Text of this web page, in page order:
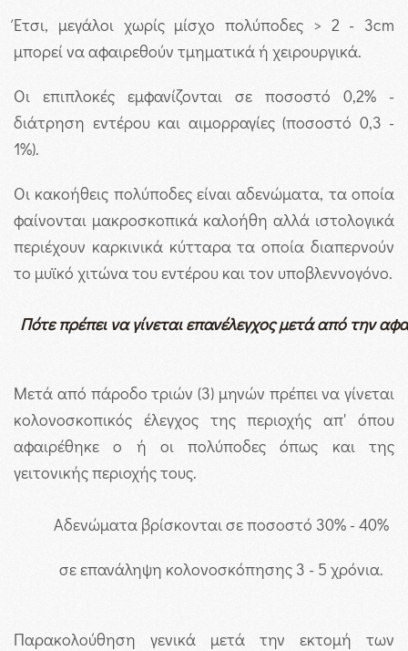
Έτσι, μεγάλοι χωρίς μίσχο πολύποδες > 2 - 3cm
μπορεί να αφαιρεθούν τμηματικά ή χειρουργικά.
Οι επιπλοκές εμφανίζονται σε ποσοστό 0,2% -
διάτρηση εντέρου και αιμορραγίες (ποσοστό 0,3 -
1%).
Οι κακοήθεις πολύποδες είναι αδενώματα, τα οποία
φαίνονται μακροσκοπικά καλοήθη αλλά ιστολογικά
περιέχουν καρκινικά κύτταρα τα οποία διαπερνούν
το μυϊκό χιτώνα του εντέρου και τον υποβλεννογόνο.
Πότε πρέπει να γίνεται επανέλεγχος μετά από την
Μετά από πάροδο τριών (3) μηνών πρέπει να γίνεται
κολονοσκοπικός έλεγχος της περιοχής απ' όπου
αφαιρέθηκε ο ή οι πολύποδες όπως και της
γειτονικής περιοχής τους.
Αδενώματα βρίσκονται σε ποσοστό 30% - 40%
σε επανάληψη κολονοσκόπησης 3 - 5 χρόνια.
Παρακολούθηση γενικά μετά την εκτομή των